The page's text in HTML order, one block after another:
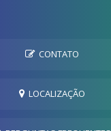
CONTATO
LOCALIZAÇÃO